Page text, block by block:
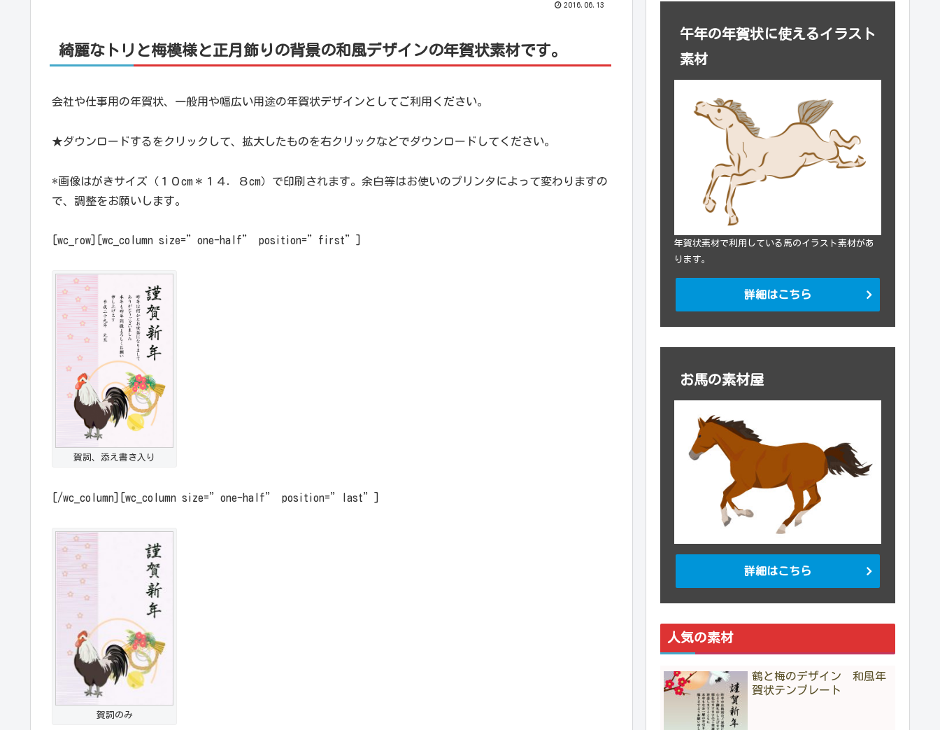
2016.06.13
綺麗なトリと梅模様と正月飾りの背景の和風デザインの年賀状素材です。
会社や仕事用の年賀状、一般用や幅広い用途の年賀状デザインとしてご利用ください。
★ダウンロードするをクリックして、拡大したものを右クリックなどでダウンロードしてください。
*画像はがきサイズ（１０cm＊１４．８cm）で印刷されます。余白等はお使いのプリンタによって変わりますの
で、調整をお願いします。
[wc_row][wc_column size=”one-half” position=”first”]
賀詞、添え書き入り
[/wc_column][wc_column size=”one-half” position=”last”]
賀詞のみ
午年の年賀状に使えるイラスト
素材
年賀状素材で利用している馬のイラスト素材があ
ります。
詳細はこちら
お馬の素材屋
詳細はこちら
人気の素材
鶴と梅のデザイン 和風年
賀状テンプレート